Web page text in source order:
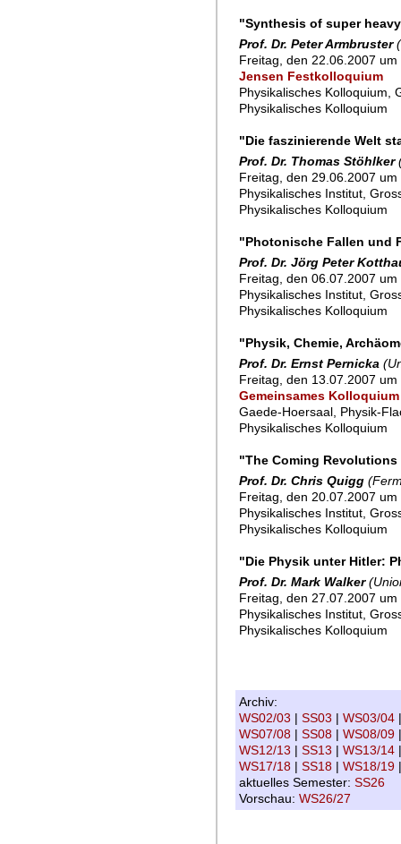
"Synthesis of super
Prof. Dr. Peter Armbruster
Freitag, den 22.06.2007
Jensen Festkolloquium
Physikalisches Kolloquium,
Physikalisches Kolloquium
"Die faszinierende Welt
Prof. Dr. Thomas Stöhlker
Freitag, den 29.06.2007
Physikalisches Institut,
Physikalisches Kolloquium
"Photonische Fallen und
Prof. Dr. Jörg Peter
Freitag, den 06.07.2007
Physikalisches Institut,
Physikalisches Kolloquium
"Physik, Chemie,
Prof. Dr. Ernst Pernicka
Freitag, den 13.07.2007
Gemeinsames
Gaede-Hoersaal, Physik-
Physikalisches Kolloquium
"The Coming
Prof. Dr. Chris Quigg
Freitag, den 20.07.2007
Physikalisches Institut,
Physikalisches Kolloquium
"Die Physik unter Hitler:
Prof. Dr. Mark Walker
Freitag, den 27.07.2007
Physikalisches Institut,
Physikalisches Kolloquium
Archiv:
WS02/03 | SS03 | WS03/04
WS07/08 | SS08 | WS08/09
WS12/13 | SS13 | WS13/14
WS17/18 | SS18 | WS18/19
aktuelles Semester: SS26
Vorschau: WS26/27